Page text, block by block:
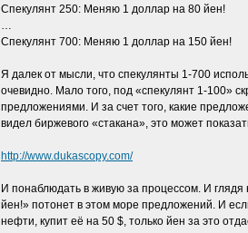
Спекулянт 250: Меняю 1 доллар на 80 йен!
…
Спекулянт 700: Меняю 1 доллар на 150 йен!
Я далек от мысли, что спекулянты 1-700
очевидно. Мало того, под «спекулянт 1-100»
предложениями. И за счет того, какие
видел биржевого «стакана», это может
http://www.dukascopy.com/
И понаблюдать в живую за процессом. И
йен!» потонет в этом море предложений. И
нефти, купит её на 50 $, только йен за это